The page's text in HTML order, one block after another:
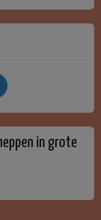
in grote